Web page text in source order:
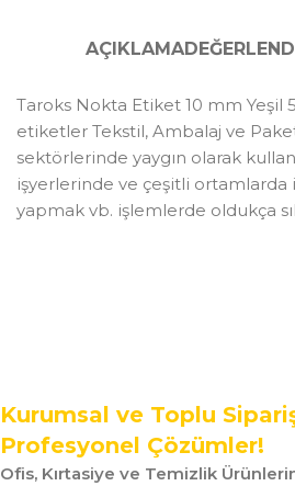
AÇIKLAMA
Taroks Nokta Etiket 10 mm Yeşil
etiketler Tekstil, Ambalaj ve
sektörlerinde yaygın olarak
işyerlerinde ve çeşitli ortamlarda
yapmak vb. işlemlerde oldukça
Kurumsal ve Toplu
Profesyonel Çözümler!
Ofis, Kırtasiye ve Temizlik